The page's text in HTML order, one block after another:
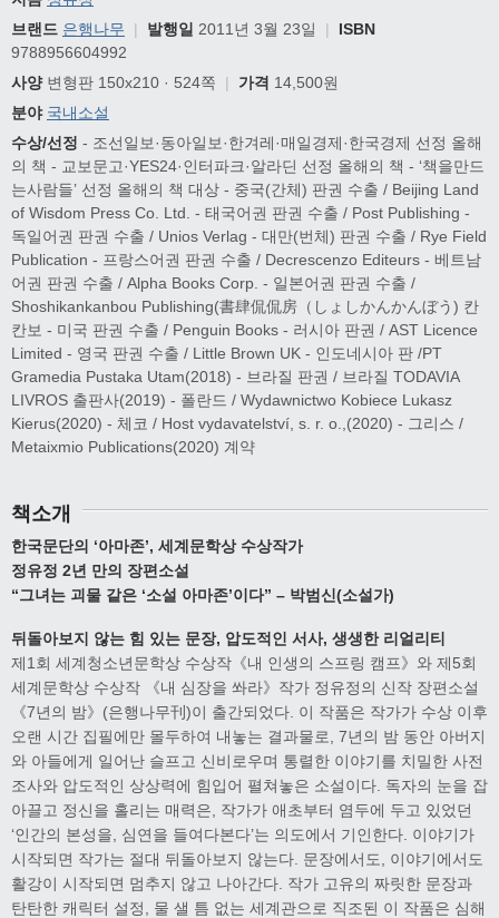
브랜드 은행나무 | 발행일 2011년 3월 23일 |
ISBN
9788956604992
사양변형판 150x210 · 524쪽 | 가격 14,500원
분야 국내소설
수상/선정 - 조선일보·동아일보·한겨레·매일경제·한국경제 선정 올해
의 책 - 교보문고·YES24·인터파크·알라딘 선정 올해의 책 - ‘책을만드
는사람들’ 선정 올해의 책 대상 - 중국(간체) 판권 수출 / Beijing Land
of Wisdom Press Co. Ltd. - 태국어권 판권 수출 / Post Publishing -
독일어권 판권 수출 / Unios Verlag - 대만(번체) 판권 수출 / Rye Field
Publication - 프랑스어권 판권 수출 / Decrescenzo Editeurs - 베트남
어권 판권 수출 / Alpha Books Corp. - 일본어권 판권 수출 /
Shoshikankanbou Publishing(書肆侃侃房（しょしかんかんぼう) 칸
칸보 - 미국 판권 수출 / Penguin Books - 러시아 판권 / AST Licence
Limited - 영국 판권 수출 / Little Brown UK - 인도네시아 판 /PT
Gramedia Pustaka Utam(2018) - 브라질 판권 / 브라질 TODAVIA
LIVROS 출판사(2019) - 폴란드 / Wydawnictwo Kobiece Lukasz
Kierus(2020) - 체코 / Host vydavatelství, s. r. o.,(2020) - 그리스 /
Metaixmio Publications(2020) 계약
책소개
한국문단의 ‘아마존’, 세계문학상 수상작가
정유정 2년 만의 장편소설
“그녀는 괴물 같은 ‘소설 아마존’이다” – 박범신(소설가)
뒤돌아보지 않는 힘 있는 문장, 압도적인 서사, 생생한 리얼리티
제1회 세계청소년문학상 수상작《내 인생의 스프링 캠프》와 제5회
세계문학상 수상작 《내 심장을 쏴라》작가 정유정의 신작 장편소설
《7년의 밤》(은행나무刊)이 출간되었다. 이 작품은 작가가 수상 이후
오랜 시간 집필에만 몰두하여 내놓는 결과물로, 7년의 밤 동안 아버지
와 아들에게 일어난 슬프고 신비로우며 통렬한 이야기를 치밀한 사전
조사와 압도적인 상상력에 힘입어 펼쳐놓은 소설이다. 독자의 눈을 잡
아끌고 정신을 홀리는 매력은, 작가가 애초부터 염두에 두고 있었던
‘인간의 본성을, 심연을 들여다본다’는 의도에서 기인한다. 이야기가
시작되면 작가는 절대 뒤돌아보지 않는다. 문장에서도, 이야기에서도
활강이 시작되면 멈추지 않고 나아간다. 작가 고유의 짜릿한 문장과
탄탄한 캐릭터 설정, 물 샐 틈 없는 세계관으로 직조된 이 작품은 심해